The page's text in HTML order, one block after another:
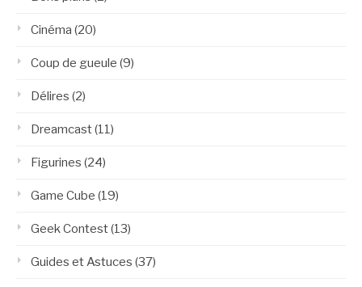
Cinéma (20)
Coup de gueule (9)
Délires (2)
Dreamcast(11)
Figurines (24)
Game Cube (19)
Geek Contest(13)
Guides et Astuces (37)